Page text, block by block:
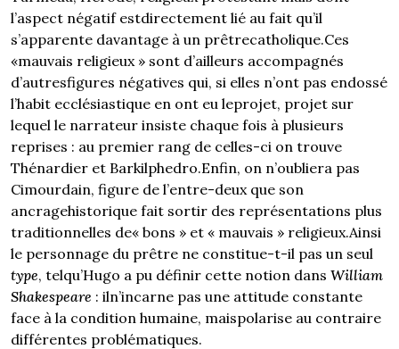
l’aspect négatif estdirectement lié au fait qu’il
s’apparente davantage à un prêtrecatholique.Ces
«mauvais religieux » sont d’ailleurs accompagnés
d’autresfigures négatives qui, si elles n’ont pas endossé
l’habit ecclésiastique en ont eu leprojet, projet sur
lequel le narrateur insiste chaque fois à plusieurs
reprises : au premier rang de celles-ci on trouve
Thénardier et Barkilphedro.Enfin, on n’oubliera pas
Cimourdain, figure de l’entre-deux que son
ancragehistorique fait sortir des représentations plus
traditionnelles de« bons » et « mauvais » religieux.Ainsi
le personnage du prêtre ne constitue-t-il pas un seul
type, telqu’Hugo a pu définir cette notion dans William
Shakespeare : iln’incarne pas une attitude constante
face à la condition humaine, maispolarise au contraire
différentes problématiques.